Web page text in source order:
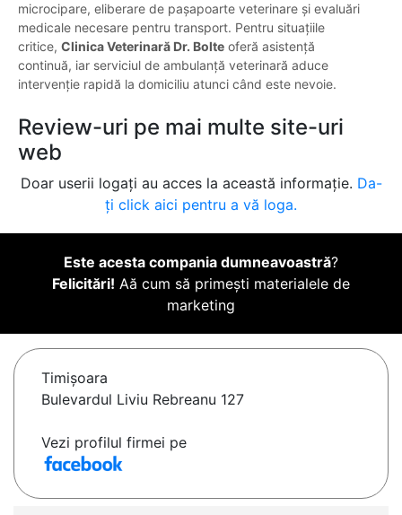
microcipare, eliberare de pașapoarte veterinare și evaluări
medicale necesare pentru transport. Pentru situațiile
critice, Clinica Veterinară Dr. Bolte oferă asistență
continuă, iar serviciul de ambulanță veterinară aduce
intervenție rapidă la domiciliu atunci când este nevoie.
Review-uri pe mai multe site-uri
web
Doar userii logați au acces la această informație. Da-
ți click aici pentru a vă loga.
Este acesta compania dumneavoastră?
Felicitări! Aă cum să primești materialele de
marketing
Timişoara
Bulevardul Liviu Rebreanu 127
Vezi profilul firmei pe